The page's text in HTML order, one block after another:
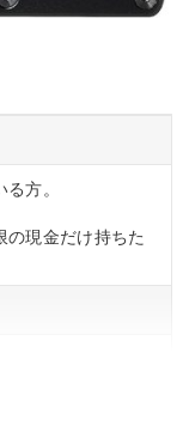
方。
の現金だけ持ちた